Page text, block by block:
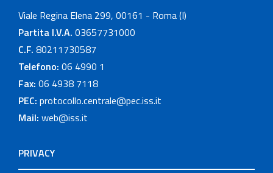
Viale Regina Elena 299, 00161 - Roma (I)
Partita I.V.A. 03657731000
C.F. 80211730587
Telefono: 06 4990 1
Fax: 06 4938 7118
PEC: protocollo.centrale@pec.iss.it
Mail: web@iss.it
PRIVACY